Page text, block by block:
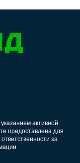
активной
предоставлена для
за